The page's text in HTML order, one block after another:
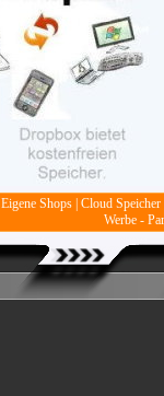
Eigene Shops| Cloud Speicher
Werbe -